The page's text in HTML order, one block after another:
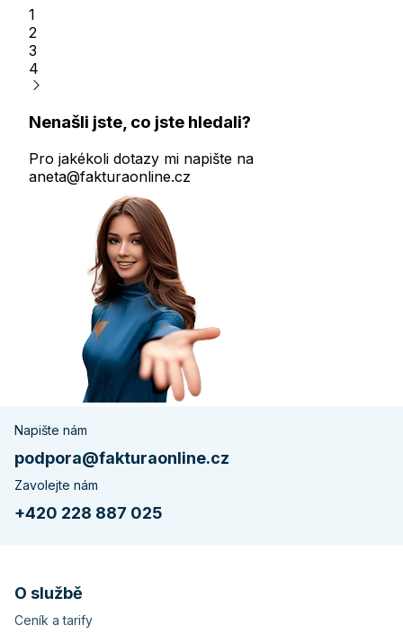
1
2
3
4
Nenašli jste, co jste hledali?
Pro jakékoli dotazy mi napište na
aneta@fakturaonline.cz
Napište nám
podpora@fakturaonline.cz
Zavolejte nám
+420 228 887 025
O službě
Ceník a tarify